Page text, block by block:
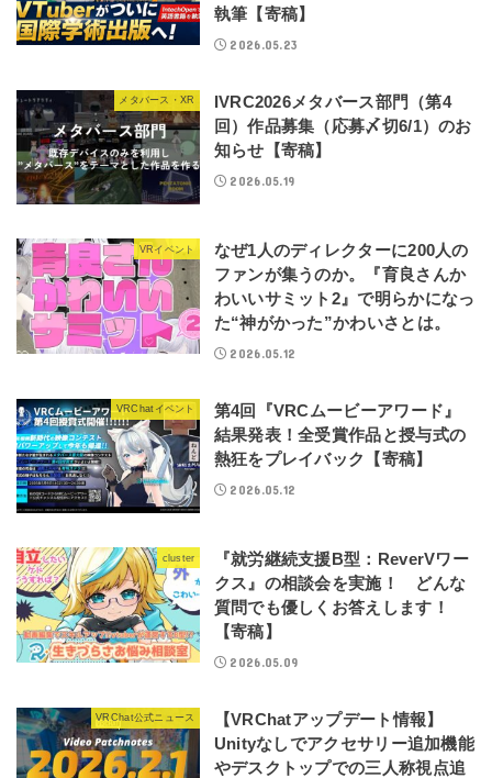
執筆【寄稿】
2026.05.23
メタバース・XR
IVRC2026メタバース部門（第4
回）作品募集（応募〆切6/1）のお
知らせ【寄稿】
2026.05.19
VRイベント
なぜ1人のディレクターに200人の
ファンが集うのか。『育良さんか
わいいサミット2』で明らかになっ
た“神がかった”かわいさとは。
2026.05.12
VRChatイベント
第4回『VRCムービーアワード』
結果発表！全受賞作品と授与式の
熱狂をプレイバック【寄稿】
2026.05.12
cluster
『就労継続支援B型：ReverVワー
クス』の相談会を実施！ どんな
質問でも優しくお答えします！
【寄稿】
2026.05.09
VRChat公式ニュース
【VRChatアップデート情報】
Unityなしでアクセサリー追加機能
やデスクトップでの三人称視点追